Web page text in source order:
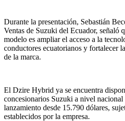
Durante la presentación, Sebastián
Ventas de Suzuki del Ecuador, señaló
modelo es ampliar el acceso a la
conductores ecuatorianos y fortalecer
de la marca.
El Dzire Hybrid ya se encuentra
concesionarios Suzuki a nivel
lanzamiento desde 15.790 dólares,
establecidos por la empresa.